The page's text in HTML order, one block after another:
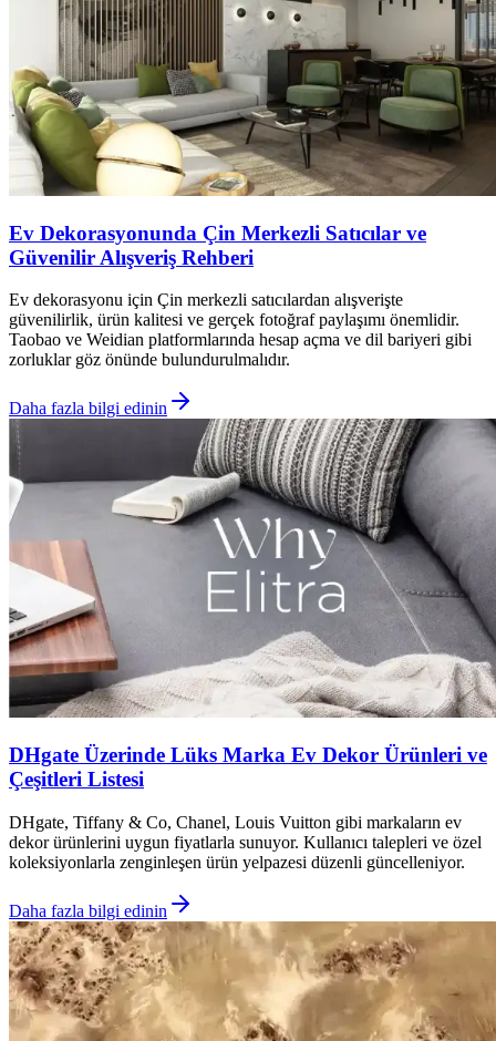
Ev Dekorasyonunda Çin Merkezli Satıcılar ve
Güvenilir Alışveriş Rehberi
Ev dekorasyonu için Çin merkezli satıcılardan alışverişte
güvenilirlik, ürün kalitesi ve gerçek fotoğraf paylaşımı önemlidir.
Taobao ve Weidian platformlarında hesap açma ve dil bariyeri gibi
zorluklar göz önünde bulundurulmalıdır.
Daha fazla bilgi edinin
DHgate Üzerinde Lüks Marka Ev Dekor Ürünleri ve
Çeşitleri Listesi
DHgate, Tiffany & Co, Chanel, Louis Vuitton gibi markaların ev
dekor ürünlerini uygun fiyatlarla sunuyor. Kullanıcı talepleri ve özel
koleksiyonlarla zenginleşen ürün yelpazesi düzenli güncelleniyor.
Daha fazla bilgi edinin